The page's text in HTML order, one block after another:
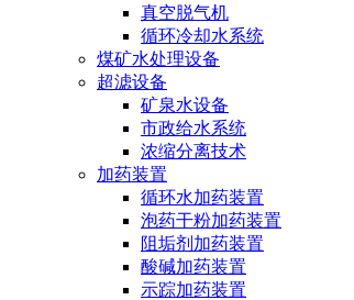
真空脱气机
循环冷却水系统
煤矿水处理设备
超滤设备
矿泉水设备
市政给水系统
浓缩分离技术
加药装置
循环水加药装置
泡药干粉加药装置
阻垢剂加药装置
酸碱加药装置
示踪加药装置